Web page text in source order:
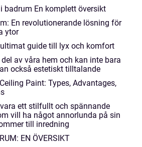
badrum En komplett översikt
En revolutionerande lösning för
ytor
guide till lyx och komfort
av våra hem och kan inte bara
också estetiskt tilltalande
Paint: Types, Advantages,
ett stilfullt och spännande
vill ha något annorlunda på sin
till inredning
EN ÖVERSIKT